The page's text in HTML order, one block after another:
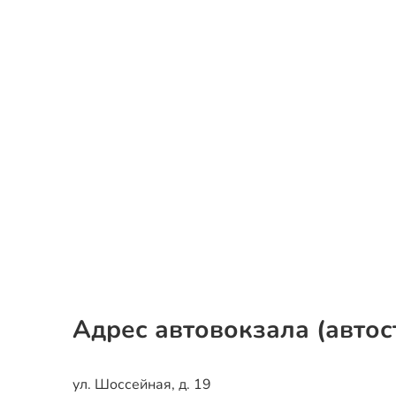
Адрес автовокзала
ул. Шоссейная, д. 19